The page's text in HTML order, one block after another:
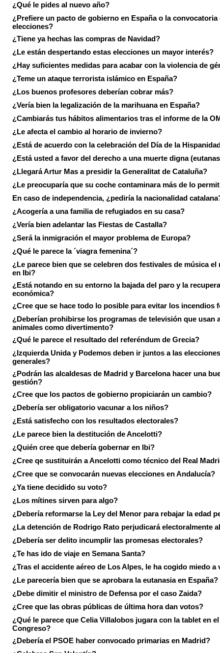
¿Qué le pides al nuevo año?
¿Prefiere un pacto de gobierno en España o la convocatoria
elecciones?
¿Tiene ya hechas las compras de Navidad?
¿Le están despertando estas elecciones un mayor interés?
¿Hay suficientes medidas para acabar con la violencia de
¿Teme un ataque terrorista islámico en España?
¿Los buenos profesores deberían cobrar más?
¿Vería bien la legalización de la marihuana en España?
¿Cambiarás tus hábitos alimentarios tras el informe de la
¿Le afecta el cambio al horario de invierno?
¿Está de acuerdo con la celebración del Día de la
¿Está usted a favor del derecho a una muerte digna
¿Llegará Artur Mas a presidir la Generalitat de Cataluña?
¿Le preocuparía que su coche contaminara más de lo
En caso de independencia, ¿pediría la nacionalidad
¿Acogería a una familia de refugiados en su casa?
¿Vería bien adelantar las Fiestas de Castalla?
¿Será la inmigración el mayor problema de Europa?
¿Qué le parece la ´viagra femenina´?
¿Le parece bien que se celebren dos festivales de música el
en Ibi?
¿Está notando en su entorno la bajada del paro y la
económica?
¿Cree que se hace todo lo posible para evitar los incendios
¿Deberían prohibirse los programas de televisión que usan
animales como divertimento?
¿Qué le parece el resultado del referéndum de Grecia?
¿Izquierda Unida y Podemos deben ir juntos a las elecciones
generales?
¿Podrán las alcaldesas de Madrid y Barcelona hacer una
gestión?
¿Cree que los pactos de gobierno propiciarán un cambio?
¿Debería ser obligatorio vacunar a los niños?
¿Está satisfecho con los resultados electorales?
¿Le parece bien la destitución de Ancelotti?
¿Quién cree que debería gobernar en Ibi?
¿Cree qe sustituirán a Ancelotti como técnico del Real
¿Cree que se convocarán nuevas elecciones en Andalucía?
¿Ya tiene decidido su voto?
¿Los mítines sirven para algo?
¿Debería reformarse la Ley del Menor para rebajar la edad
¿La detención de Rodrigo Rato perjudicará electoralmente
¿Debería ser delito incumplir las promesas electorales?
¿Te has ido de viaje en Semana Santa?
¿Tras el accidente aéreo de Los Alpes, le ha cogido miedo a
¿Le parecería bien que se aprobara la eutanasia en España?
¿Debe dimitir el ministro de Defensa por el caso Zaida?
¿Cree que las obras públicas de última hora dan votos?
¿Qué le parece que Celia Villalobos jugara con la tablet en el
Congreso?
¿Debería el PSOE haber convocado primarias en Madrid?